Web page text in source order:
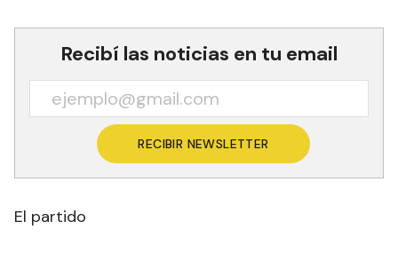
Recibí las noticias en tu email
RECIBIR NEWSLETTER
El partido